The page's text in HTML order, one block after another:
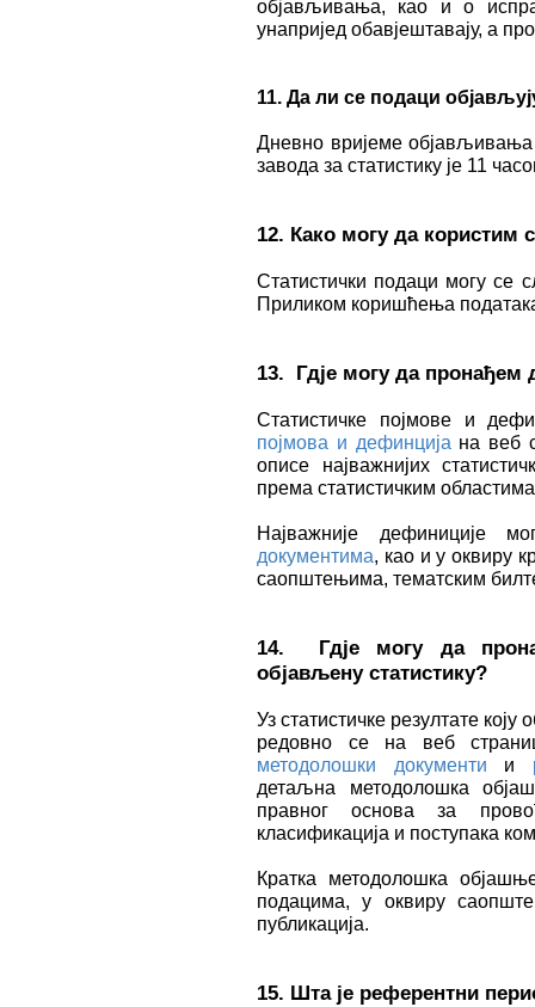
објављивања, као и о
унапријед обавјештавају, а
11. Да ли се подаци
Дневно вријеме објављивања
завода за статистику је 11
12. Како могу да користим
Статистички подаци могу се
Приликом коришћења
13. Гдје могу да пронађем
Статистичке појмове и
појмова и дефинција на веб
описе најважнијих
према статистичким
Најважније
документима, као и у оквиру
саопштењима, тематским
14. Гдје могу да
објављену статистику?
Уз статистичке резултате коју
редовно се на веб
методолошки документи и
детаљна методолошка
правног основа за
класификација и поступака
Кратка методолошка
подацима, у оквиру
публикација.
15. Шта је референтни